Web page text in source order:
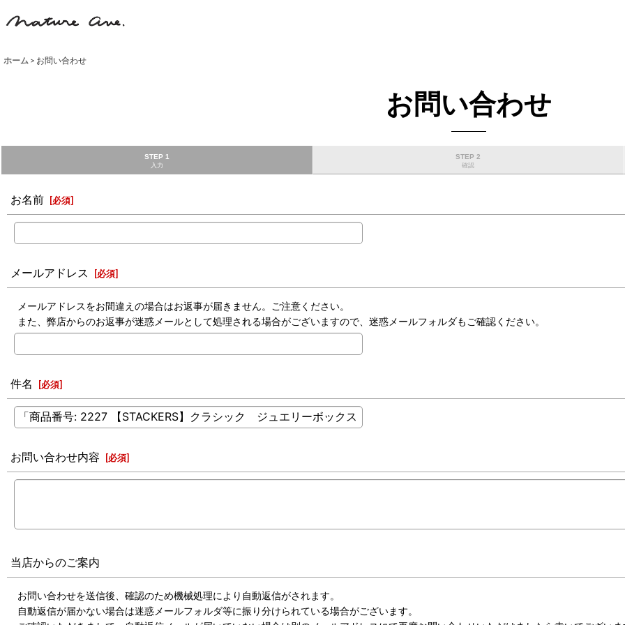
ホーム > お問い合わせ
お問い合わせ
STEP 1
入力
STEP 2
確認
お名前 [必須]
メールアドレス [必須]
メールアドレスをお間違えの場合はお返事が届きません。ご注意ください。
また、弊店からのお返事が迷惑メールとして処理される場合がございますので、迷惑メールフォルダもご確認ください。
件名 [必須]
お問い合わせ内容 [必須]
当店からのご案内
お問い合わせを送信後、確認のため機械処理により自動返信がされます。
自動返信が届かない場合は迷惑メールフォルダ等に振り分けられている場合がございます。